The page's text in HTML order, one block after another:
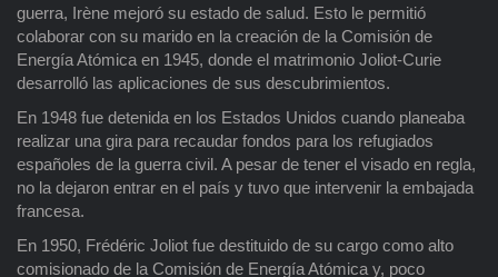
guerra, Irène mejoró su estado de salud. Esto le permitió
colaborar con su marido en la creación de la Comisión de
Energía Atómica en 1945, donde el matrimonio Joliot-Curie
desarrolló las aplicaciones de sus descubrimientos.
En 1948 fue detenida en los Estados Unidos cuando planeaba
realizar una gira para recaudar fondos para los refugiados
españoles de la guerra civil. A pesar de tener el visado en regla,
no la dejaron entrar en el país y tuvo que intervenir la embajada
francesa.
En 1950, Frédéric Joliot fue destituido de su cargo como alto
comisionado de la Comisión de Energía Atómica y, poco